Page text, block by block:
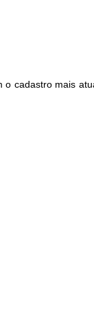
o cadastro mais